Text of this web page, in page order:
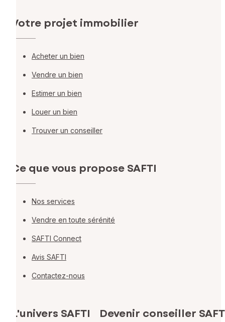
Votre projet immobilier
Acheter un bien
Vendre un bien
Estimer un bien
Louer un bien
Trouver un conseiller
Ce que vous propose SAFTI
Nos services
Vendre en toute sérénité
SAFTI Connect
Avis SAFTI
Contactez-nous
L'univers SAFTI Devenir conseiller